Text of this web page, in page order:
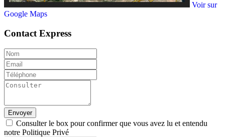
Voir sur
Google Maps
Contact Express
Envoyer
Consulter le box pour confirmer que vous avez lu et entendu
notre Politique Privé